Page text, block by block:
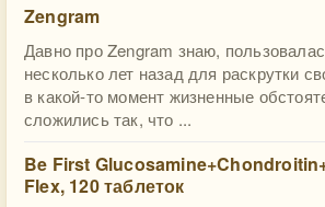
Zengram
Давно про Zengram знаю,
несколько лет назад для раскрутки
в какой-то момент жизненные
сложились так, что ...
Be First
Flex, 120 таблеток